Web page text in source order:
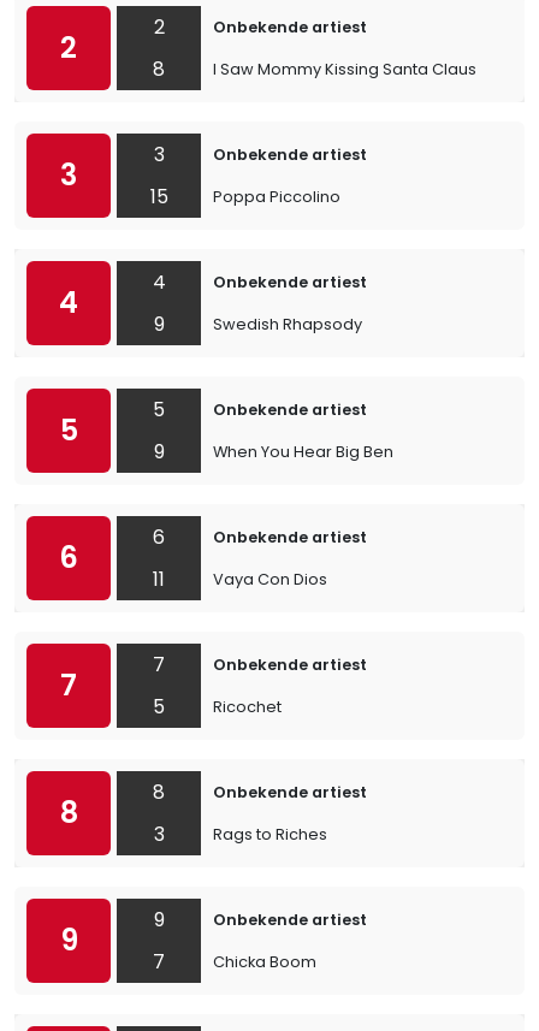
2
2
8
Onbekende artiest
I Saw Mommy Kissing Santa Claus
3
3
15
Onbekende artiest
Poppa Piccolino
4
4
9
Onbekende artiest
Swedish Rhapsody
5
5
9
Onbekende artiest
When You Hear Big Ben
6
6
11
Onbekende artiest
Vaya Con Dios
7
7
5
Onbekende artiest
Ricochet
8
8
3
Onbekende artiest
Rags to Riches
9
9
7
Onbekende artiest
Chicka Boom